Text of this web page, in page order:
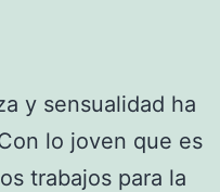
y sensualidad ha
lo joven que es
trabajos para la